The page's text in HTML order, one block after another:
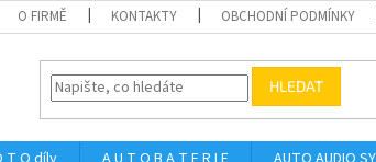
O FIRMĚ KONTAKTY OBCHODNÍ PODMÍNKY
HLEDAT